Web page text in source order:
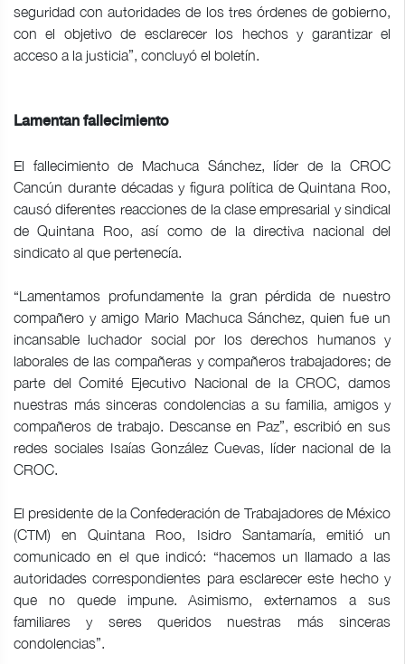
seguridad con autoridades de los tres órdenes de gobierno,
con el objetivo de esclarecer los hechos y garantizar el
acceso a la justicia”, concluyó el boletín.
Lamentan fallecimiento
El fallecimiento de Machuca Sánchez, líder de la CROC
Cancún durante décadas y figura política de Quintana Roo,
causó diferentes reacciones de la clase empresarial y sindical
de Quintana Roo, así como de la directiva nacional del
sindicato al que pertenecía.
“Lamentamos profundamente la gran pérdida de nuestro
compañero y amigo Mario Machuca Sánchez, quien fue un
incansable luchador social por los derechos humanos y
laborales de las compañeras y compañeros trabajadores; de
parte del Comité Ejecutivo Nacional de la CROC, damos
nuestras más sinceras condolencias a su familia, amigos y
compañeros de trabajo. Descanse en Paz”, escribió en sus
redes sociales Isaías González Cuevas, líder nacional de la
CROC.
El presidente de la Confederación de Trabajadores de México
(CTM) en Quintana Roo, Isidro Santamaría, emitió un
comunicado en el que indicó: “hacemos un llamado a las
autoridades correspondientes para esclarecer este hecho y
que no quede impune. Asimismo, externamos a sus
familiares y seres queridos nuestras más sinceras
condolencias”.